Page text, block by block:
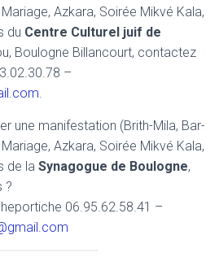
Azkara, Soirée Mikvé Kala,
du Centre Culturel juif de
Boulogne Billancourt, contactez
–
.
une manifestation (Brith-Mila, Bar-
Azkara, Soirée Mikvé Kala,
de la Synagogue de Boulogne,
?
06.95.62.58.41 –